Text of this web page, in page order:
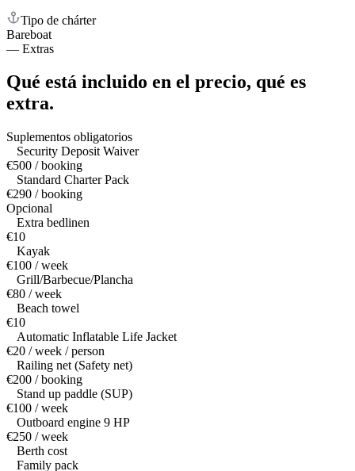
Tipo de chárter
Bareboat
— Extras
Qué está incluido en el precio, qué es
extra.
Suplementos obligatorios
Security Deposit Waiver
€500 / booking
Standard Charter Pack
€290 / booking
Opcional
Extra bedlinen
€10
Kayak
€100 / week
Grill/Barbecue/Plancha
€80 / week
Beach towel
€10
Automatic Inflatable Life Jacket
€20 / week / person
Railing net (Safety net)
€200 / booking
Stand up paddle (SUP)
€100 / week
Outboard engine 9 HP
€250 / week
Berth cost
Family pack